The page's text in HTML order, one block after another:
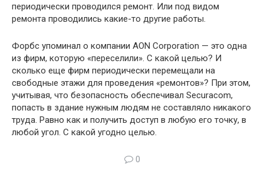
периодически проводился ремонт. Или под видом
ремонта проводились какие-то другие работы.
Форбс упоминал о компании AON Corporation — это одна
из фирм, которую «переселили». С какой целью? И
сколько еще фирм периодически перемещали на
свободные этажи для проведения «ремонтов»? При этом,
учитывая, что безопасность обеспечивал Securacom,
попасть в здание нужным людям не составляло никакого
труда. Равно как и получить доступ в любую его точку, в
любой угол. С какой угодно целью.
0